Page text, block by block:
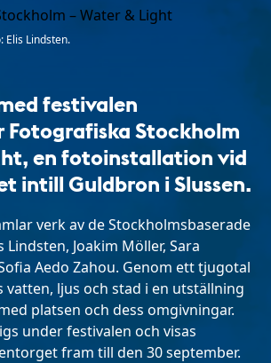
Elis Lindsten.
festivalen
Fotografiska Stockholm
en fotoinstallation vid
intill Guldbron i Slussen.
verk av de Stockholmsbaserade
Joakim Möller, Sara
Aedo Zahou. Genom ett tjugotal
ljus och stad i en utställning
platsen och dess omgivningar.
under festivalen och visas
fram till den 30 september.